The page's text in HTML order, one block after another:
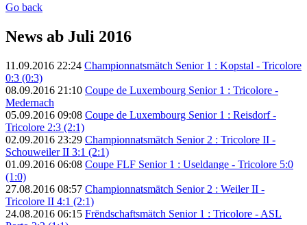
Go back
News ab Juli 2016
11.09.2016 22:24 Championnatsmätch Senior 1 : Kopstal - Tricolore
0:3 (0:3)
08.09.2016 21:10 Coupe de Luxembourg Senior 1 : Tricolore -
Medernach
05.09.2016 09:08 Coupe de Luxembourg Senior 1 : Reisdorf -
Tricolore 2:3 (2:1)
02.09.2016 23:29 Championnatsmätch Senior 2 : Tricolore II -
Schouweiler II 3:1 (2:1)
01.09.2016 06:08 Coupe FLF Senior 1 : Useldange - Tricolore 5:0
(1:0)
27.08.2016 08:57 Championnatsmätch Senior 2 : Weiler II -
Tricolore II 4:1 (2:1)
24.08.2016 06:15 Frëndschaftsmätch Senior 1 : Tricolore - ASL